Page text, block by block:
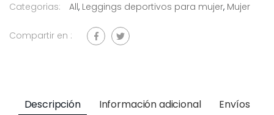
Categorias: All, Leggings deportivos para mujer, Mujer
Compartir en :
Descripción Información adicional
Envíos